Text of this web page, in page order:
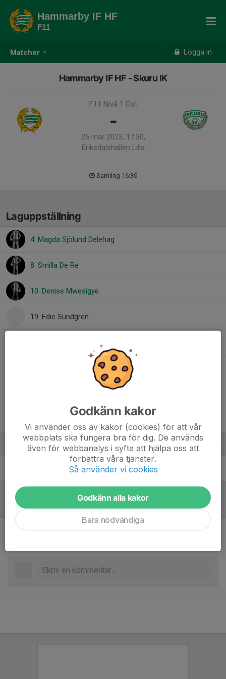
Matcher Logga in
Hammarby IF HF
F11
Hammarby IF HF - Skuru IK
F11 Nivå 1 Öst
-
25 mar 2023, 17:30,
Eriksdalshallen Lilla
Samling 16:30
Laguppställning
4. Magda Sjölund Delehag
8. Smilla De Re
10. Denise Mwesigye
19. Edie Sundgren
Ledare
Robin Nyström EklundTränare
Referat
Godkänn kakor
Vi använder oss av kakor (cookies) för att vår
webbplats ska fungera bra för dig. De används
även för webbanalys i syfte att hjälpa oss att
förbättra våra tjänster.
Så använder vi cookies
Godkänn alla kakor
Bara nödvändiga